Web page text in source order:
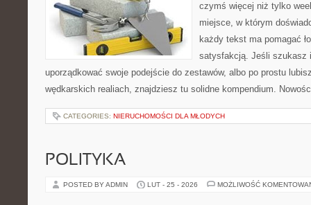
czymś więcej niż tylko
miejsce, w którym
każdy tekst ma pomagać
satysfakcją. Jeśli szukasz
uporządkować swoje podejście do zestawów, albo po prostu
wędkarskich realiach, znajdziesz tu solidne kompendium.
CATEGORIES: NIERUCHOMOŚCI DLA MŁODYCH
POLITYKA
POSTED BY ADMIN LUT - 25 - 2026 MOŻLIWOŚĆ